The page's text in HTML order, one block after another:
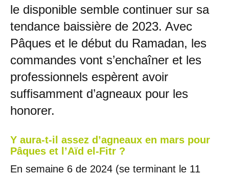
le disponible semble continuer sur sa
tendance baissière de 2023. Avec
Pâques et le début du Ramadan, les
commandes vont s’enchaîner et les
professionnels espèrent avoir
suffisamment d’agneaux pour les
honorer.
Y aura-t-il assez d’agneaux en mars pour
Pâques et l’Aïd el-Fitr ?
En semaine 6 de 2024 (se terminant le 11